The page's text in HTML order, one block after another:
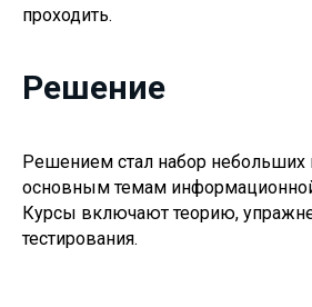
проходить.
Решение
Решением стал набор небольших
основным темам
Курсы включают теорию,
тестирования.